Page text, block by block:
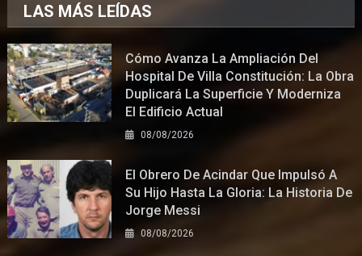
LAS MÁS LEÍDAS
Cómo Avanza La Ampliación Del
Hospital De Villa Constitución: La Obra
Duplicará La Superficie Y Moderniza
El Edificio Actual
08/08/2026
El Obrero De Acindar Que Impulsó A
Su Hijo Hasta La Gloria: La Historia De
Jorge Messi
08/08/2026